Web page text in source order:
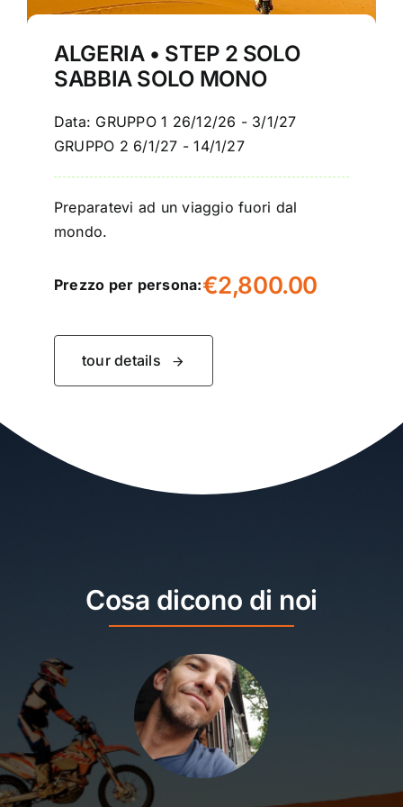
ALGERIA • STEP 2 SOLO
SABBIA SOLO MONO
Data: GRUPPO 1 26/12/26 - 3/1/27
GRUPPO 2 6/1/27 - 14/1/27
Preparatevi ad un viaggio fuori dal
mondo.
Prezzo per persona:€2,800.00
tour details
Cosa dicono di noi
Viaggiare in fuoristrada grazie a